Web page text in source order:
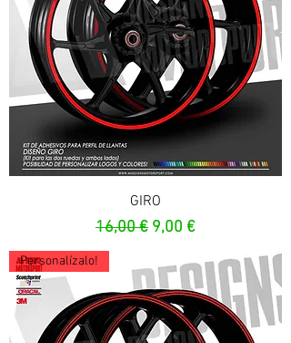
GIRO
Prezzo regolare
16,00 € Prezzo scontato
9,00 €
Personalízalo!